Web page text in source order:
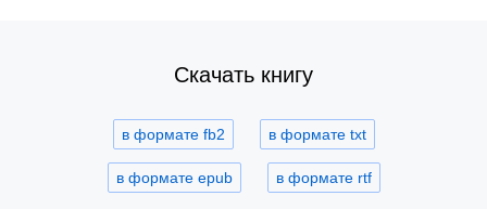
Скачать книгу
в формате fb2 в формате txt
в формате epub в формате rtf